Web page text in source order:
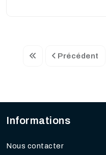
Précédent
Informations
Nous contacter